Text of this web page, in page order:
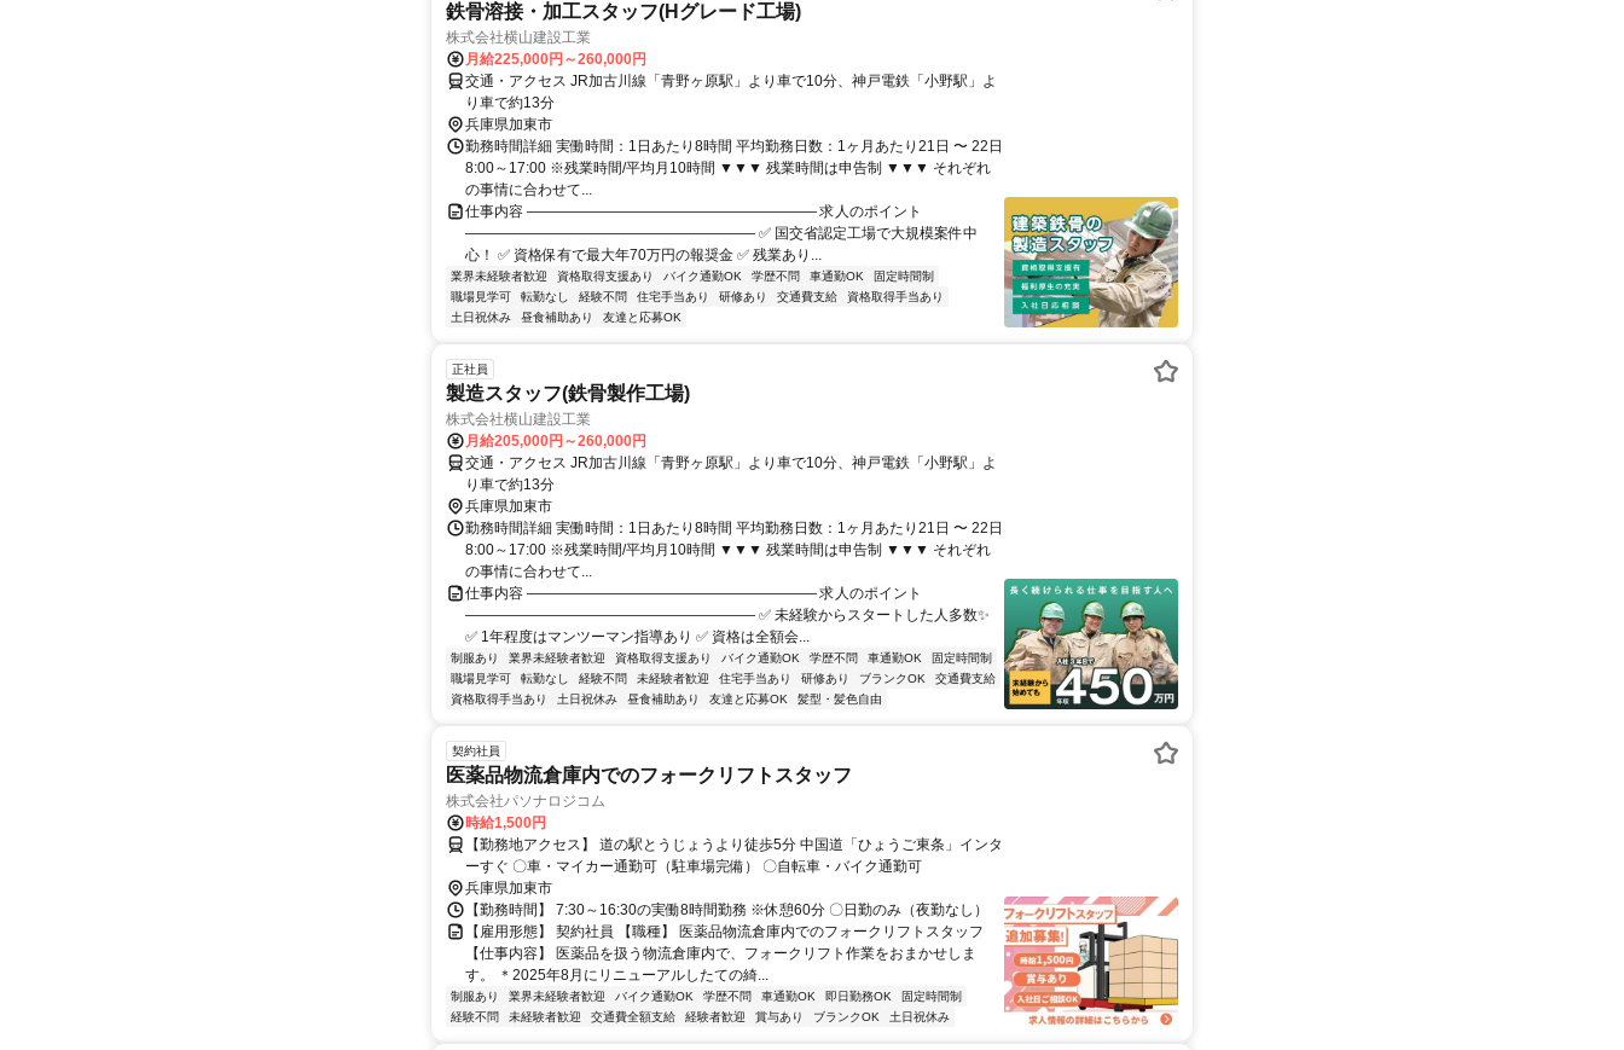
鉄骨溶接・加工スタッフ(Hグレード工場)
株式会社横山建設工業
月給225,000円～260,000円
交通・アクセス JR加古川線「青野ヶ原駅」より車で10分、神戸電鉄「小野駅」よ
り車で約13分
兵庫県加東市
勤務時間詳細 実働時間：1日あたり8時間 平均勤務日数：1ヶ月あたり21日 〜 22日
8:00～17:00 ※残業時間/平均月10時間 ▼▼▼ 残業時間は申告制 ▼▼▼ それぞれ
の事情に合わせて...
仕事内容 ―――――――――――――――――――― 求人のポイント
―――――――――――――――――――― ✅ 国交省認定工場で大規模案件中
心！ ✅ 資格保有で最大年70万円の報奨金 ✅ 残業あり...
業界未経験者歓迎 資格取得支援あり バイク通勤OK 学歴不問 車通勤OK
固定時間制
職場見学可
転勤なし 経験不問 住宅手当あり 研修あり 交通費支給
資格取得手当あり
土日祝休み
昼食補助あり 友達と応募OK
正社員
製造スタッフ(鉄骨製作工場)
株式会社横山建設工業
月給205,000円～260,000円
交通・アクセス JR加古川線「青野ヶ原駅」より車で10分、神戸電鉄「小野駅」よ
り車で約13分
兵庫県加東市
勤務時間詳細 実働時間：1日あたり8時間 平均勤務日数：1ヶ月あたり21日 〜 22日
8:00～17:00 ※残業時間/平均月10時間 ▼▼▼ 残業時間は申告制 ▼▼▼ それぞれ
の事情に合わせて...
仕事内容 ―――――――――――――――――――― 求人のポイント
―――――――――――――――――――― ✅ 未経験からスタートした人多数✨
✅ 1年程度はマンツーマン指導あり ✅ 資格は全額会...
制服あり 業界未経験者歓迎 資格取得支援あり バイク通勤OK 学歴不問 車通勤OK
固定時間制
職場見学可
転勤なし 経験不問 未経験者歓迎 住宅手当あり 研修あり ブランクOK
交通費支給
資格取得手当あり
土日祝休み 昼食補助あり 友達と応募OK 髪型・髪色自由
契約社員
医薬品物流倉庫内でのフォークリフトスタッフ
株式会社パソナロジコム
時給1,500円
【勤務地アクセス】 道の駅とうじょうより徒歩5分 中国道「ひょうご東条」インタ
ーすぐ 〇車・マイカー通勤可（駐車場完備） 〇自転車・バイク通勤可
兵庫県加東市
【勤務時間】 7:30～16:30の実働8時間勤務 ※休憩60分 〇日勤のみ（夜勤なし）
【雇用形態】 契約社員 【職種】 医薬品物流倉庫内でのフォークリフトスタッフ
【仕事内容】 医薬品を扱う物流倉庫内で、フォークリフト作業をおまかせしま
す。 ＊2025年8月にリニューアルしたての綺...
制服あり 業界未経験者歓迎 バイク通勤OK 学歴不問 車通勤OK 即日勤務OK
固定時間制
経験不問
未経験者歓迎 交通費全額支給 経験者歓迎 賞与あり ブランクOK 土日祝休み